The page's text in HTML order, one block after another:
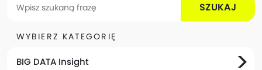
SZUKAJ
WYBIERZ KATEGORIĘ
BIG DATA Insight